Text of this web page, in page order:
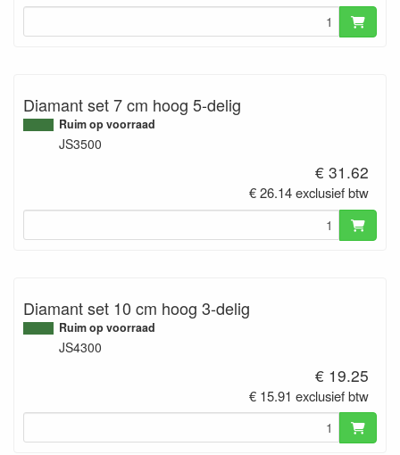
Diamant set 7 cm hoog 5-delig
Ruim op voorraad
JS3500
€ 31.62
€ 26.14 exclusief btw
Diamant set 10 cm hoog 3-delig
Ruim op voorraad
JS4300
€ 19.25
€ 15.91 exclusief btw